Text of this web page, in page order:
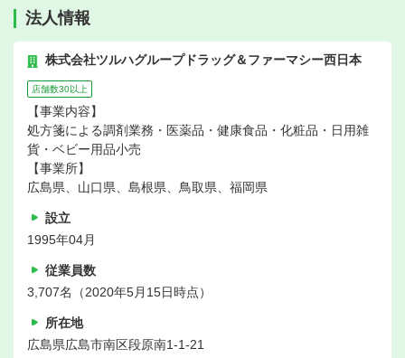
法人情報
株式会社ツルハグループドラッグ＆ファーマシー西日本
店舗数30以上
【事業内容】
処方箋による調剤業務・医薬品・健康食品・化粧品・日用雑
貨・ベビー用品小売
【事業所】
広島県、山口県、島根県、鳥取県、福岡県
設立
1995年04月
従業員数
3,707名（2020年5月15日時点）
所在地
広島県広島市南区段原南1-1-21